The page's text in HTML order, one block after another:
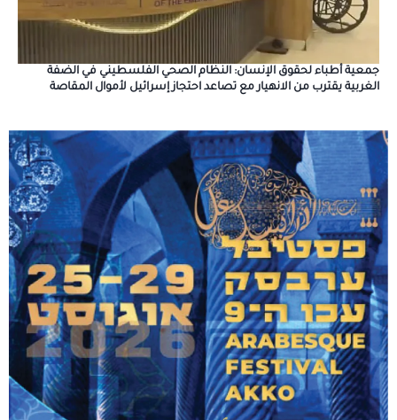
جمعية أطباء لحقوق الإنسان: النظام الصحي الفلسطيني في الضفة
الغربية يقترب من الانهيار مع تصاعد احتجاز إسرائيل لأموال المقاصة